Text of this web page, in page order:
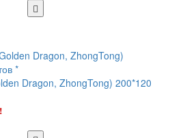
Dragon, ZhongTong) 200*120